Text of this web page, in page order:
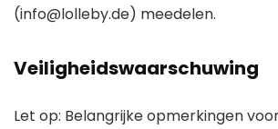
(info@lolleby.de) meedelen.
Veiligheidswaarschuwing
Let op: Belangrijke opmerkingen